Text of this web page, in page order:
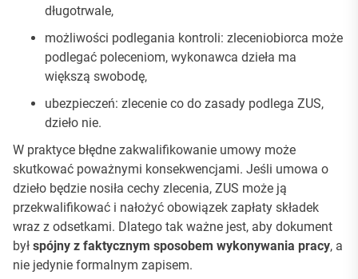
długotrwale,
możliwości podlegania kontroli: zleceniobiorca może
podlegać poleceniom, wykonawca dzieła ma
większą swobodę,
ubezpieczeń: zlecenie co do zasady podlega ZUS,
dzieło nie.
W praktyce błędne zakwalifikowanie umowy może
skutkować poważnymi konsekwencjami. Jeśli umowa o
dzieło będzie nosiła cechy zlecenia, ZUS może ją
przekwalifikować i nałożyć obowiązek zapłaty składek
wraz z odsetkami. Dlatego tak ważne jest, aby dokument
był spójny z faktycznym sposobem wykonywania pracy, a
nie jedynie formalnym zapisem.